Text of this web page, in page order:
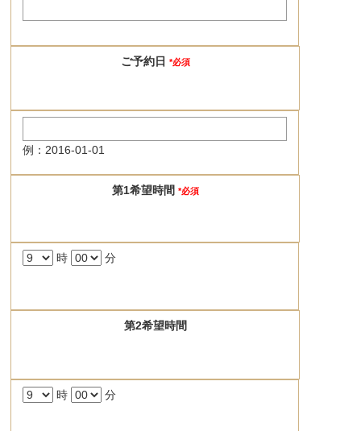
ご予約日 *必須
例：2016-01-01
第1希望時間 *必須
時 分
第2希望時間
時 分